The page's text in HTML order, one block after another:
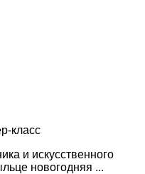
класс
и искусственного
новогодняя ...